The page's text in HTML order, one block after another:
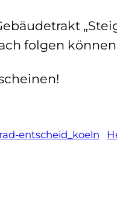
folgen
entscheid_koeln